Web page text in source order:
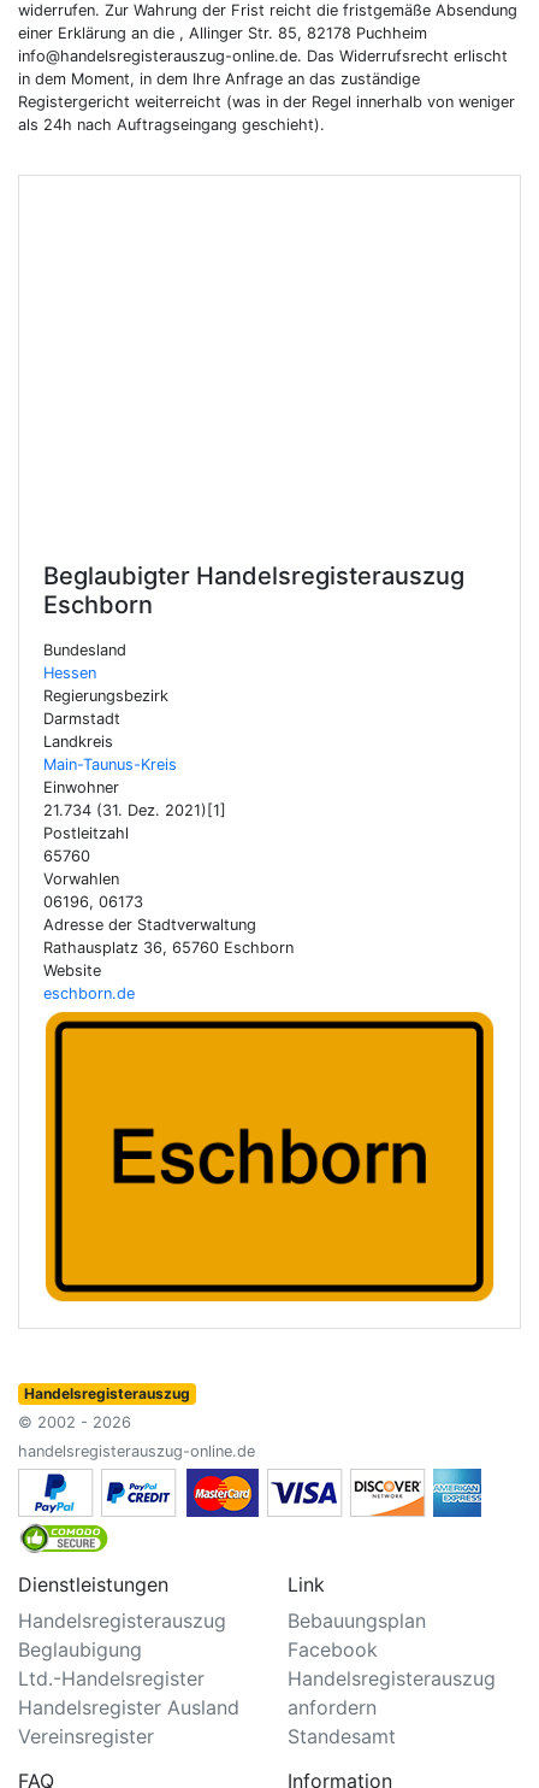
Beglaubigter Handelsregisterauszug
Eschborn
Bundesland
Hessen
Regierungsbezirk
Darmstadt
Landkreis
Main-Taunus-Kreis
Einwohner
21.734 (31. Dez. 2021)[1]
Postleitzahl
65760
Vorwahlen
06196, 06173
Adresse der Stadtverwaltung
Rathausplatz 36, 65760 Eschborn
Website
eschborn.de
widerrufen. Zur Wahrung der Frist reicht die fristgemäße Absendung
einer Erklärung an die , Allinger Str. 85, 82178 Puchheim
info@handelsregisterauszug-online.de. Das Widerrufsrecht erlischt
in dem Moment, in dem Ihre Anfrage an das zuständige
Registergericht weiterreicht (was in der Regel innerhalb von weniger
als 24h nach Auftragseingang geschieht).
Handelsregisterauszug
© 2002 - 2026
handelsregisterauszug-online.de
Dienstleistungen
Handelsregisterauszug
Beglaubigung
Ltd.-Handelsregister
Handelsregister Ausland
Vereinsregister
Link
Bebauungsplan
Facebook
Handelsregisterauszug
anfordern
Standesamt
FAQ
Information